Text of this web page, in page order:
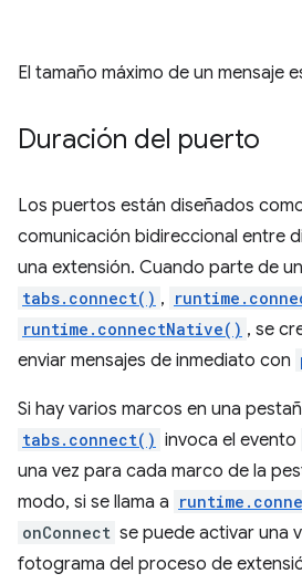
El tamaño máximo de un mensaje
Duración del puerto
Los puertos están diseñados
comunicación bidireccional entre
una extensión. Cuando parte de
tabs.connect() ,
runtime.connectNative() , se
enviar mensajes de inmediato con
Si hay varios marcos en una
tabs.connect() invoca el evento
una vez para cada marco de la
modo, si se llama a
onConnect se puede activar una
fotograma del proceso de